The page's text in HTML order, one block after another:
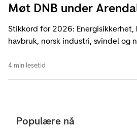
Møt DNB under
Stikkord for 2026: Energisikkerhet,
havbruk, norsk industri, svindel og
4 min lesetid
Populære nå